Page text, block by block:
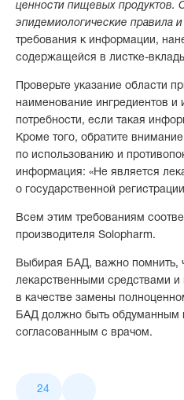
ценности пищевых продуктов.
эпидемиологические правила
требования к информации,
содержащейся в листке-
Проверьте указание области
наименование ингредиентов и
потребности, если такая
Кроме того, обратите
по использованию и
информация: «Не является
о государственной
Всем этим требованиям
производителя Solopharm.
Выбирая БАД, важно помнить,
лекарственными средствами
в качестве замены
БАД должно быть обдуманным
согласованным с врачом.
Лайки
24